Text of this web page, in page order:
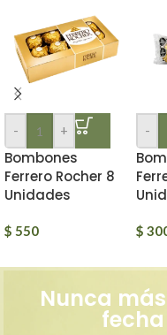
- +
Bombones
Ferrero Rocher 8
Unidades
$ 550
-
$
Nunca